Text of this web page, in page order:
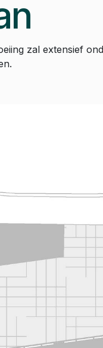
zal extensief